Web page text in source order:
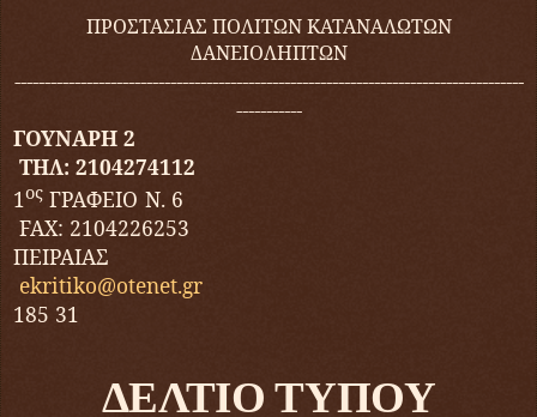
ΠΡΟΣΤΑΣΙΑΣ ΠΟΛΙΤΩΝ ΚΑΤΑΝΑΛΩΤΩΝ
ΔΑΝΕΙΟΛΗΠΤΩΝ
-------------------------------------------------------------------------------------
-----------
ΓΟΥΝΑΡΗ 2
ΤΗΛ: 2104274112
1ος ΓΡΑΦΕΙΟ Ν. 6
FAX: 2104226253
ΠΕΙΡΑΙΑΣ
ekritiko@otenet.gr
185 31
ΔΕΛΤΙΟ ΤΥΠΟΥ